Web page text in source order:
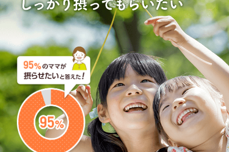
リピーター りおなお母さん
2018年12月7日
★★★★★ 利用歴：8ヶ月目
毎日残さず飲んでくれます